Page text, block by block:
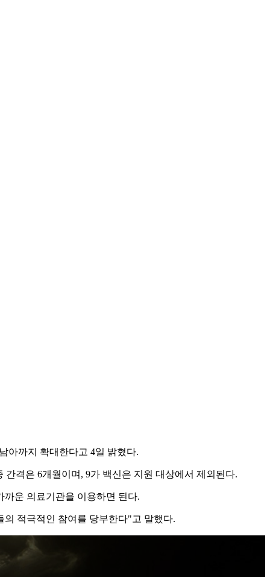
아까지 확대한다고 4일 밝혔다.
간격은 6개월이며, 9가 백신은 지원 대상에서 제외된다.
운 의료기관을 이용하면 된다.
적극적인 참여를 당부한다"고 말했다.